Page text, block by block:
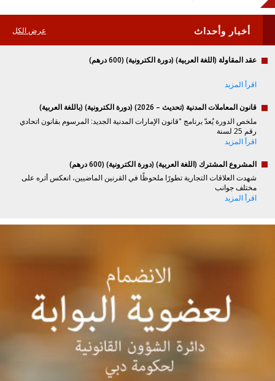
أخبار وأحداث عرض الكل
عقد المقاولة (اللغة العربية) (دورة الكترونية) (600 درهم)
اقرأ المزيد
قانون المعاملات المدنية (تحديث – 2026) (دورة الكترونية) (باللغة العربية)
ملخص الدورة يُعدّ برنامج "قانون الإمارات المدنية الجديد: المرسوم بقانون اتحادي
رقم 25 لسنة
اقرأ المزيد
المشروع المشترك (اللغة العربية) (دورة الكترونية) (600 درهم)
شهدت العلاقات التجارية تطورًا ملحوظًا في القرنين الماضيين، انعكس أثره على
مختلف جوانب
اقرأ المزيد